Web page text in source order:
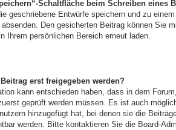
Schaltfläche beim Schreiben eines
geschriebene Entwürfe speichern und zu
Den gesicherten Beitrag können Sie
Ihrem persönlichen Bereich erneut laden.
erst freigegeben werden?
kann entschieden haben, dass in dem
geprüft werden müssen. Es ist auch
hinzugefügt hat, bei denen sie die
werden. Bitte kontaktieren Sie die Board-